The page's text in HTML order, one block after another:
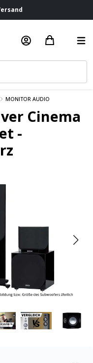
MONITOR AUDIO
Cinema
-